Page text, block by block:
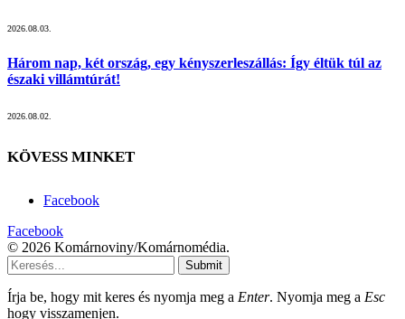
2026.08.03.
Három nap, két ország, egy kényszerleszállás: Így éltük túl az
északi villámtúrát!
2026.08.02.
KÖVESS MINKET
Facebook
Facebook
© 2026 Komárnoviny/Komárnomédia.
Submit
Írja be, hogy mit keres és nyomja meg a Enter. Nyomja meg a Esc
hogy visszamenjen.